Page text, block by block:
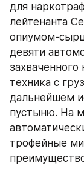
для
лейтенанта
опиумом-
девяти
захваченного
техника с
дальнейшем
пустыню. На
трофейные